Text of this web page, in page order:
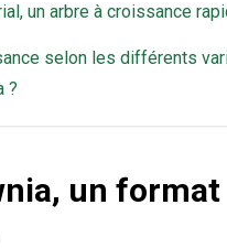
un arbre à croissance
selon les différents
?
un format